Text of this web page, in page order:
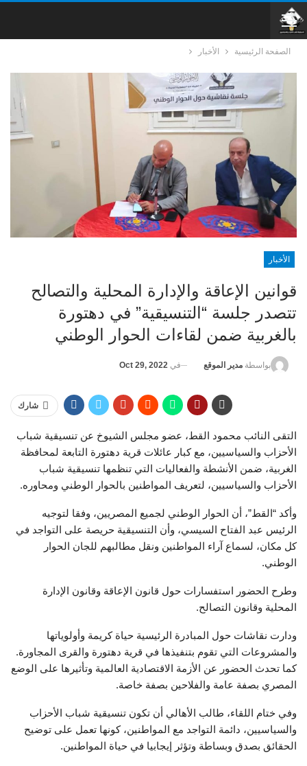
الصفحة الرئيسية الأخبار
الأخبار
قوانين الإعاقة والإدارة المحلية والتصالح
تتصدر جلسة “التنسيقية” في دهتورة
بالغربية ضمن لقاءات الحوار الوطني
بواسطة مدير الموقع في Oct 29, 2022
شارك
التقى النائب محمود القط، عضو مجلس الشيوخ عن تنسيقية شباب
الأحزاب والسياسيين، مع كبار عائلات قرية دهتورة التابعة لمحافظة
الغربية، ضمن الأنشطة والفعاليات التي تنظمها تنسيقية شباب
الأحزاب والسياسيين، لتعريف المواطنين بالحوار الوطني ومحاوره.
وأكد “القط”، أن الحوار الوطني لجميع المصريين، وفقا لتوجيه
الرئيس عبد الفتاح السيسي، وأن التنسيقية حريصة على التواجد في
كل مكان، لسماع آراء المواطنين ونقل مطالبهم للجان الحوار
الوطني.
وطرح الحضور استفسارات حول قانون الإعاقة وقانون الإدارة
المحلية وقانون التصالح.
ودارت نقاشات حول المبادرة الرئيسية حياة كريمة وأولوياتها
والمشروعات التي تقوم بتنفيذها في قرية دهتورة والقرى المجاورة.
كما تحدث الحضور عن الأزمة الاقتصادية العالمية وتأثيرها على الوضع
المصري بصفة عامة والفلاحين بصفة خاصة.
وفي ختام اللقاء، طالب الأهالي أن تكون تنسيقية شباب الأحزاب
والسياسيين، دائمة التواجد مع المواطنين، كونها تعمل على توضيح
الحقائق بصدق وبساطة وتؤثر إيجابيا في حياة المواطنين.